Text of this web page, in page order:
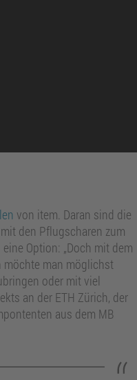
von item. Daran sind die
den Pflugscharen zum
Option: „Doch mit dem
möchte man möglichst
oder mit viel
an der ETH Zürich, der
aus dem MB